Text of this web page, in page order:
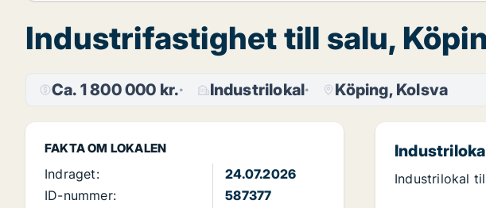
Industrifastighet till salu,
Ca. 1 800 000 kr. Industrilokal Köping, Kolsva
FAKTA OM LOKALEN
Indraget:
24.07.2026
ID-nummer:
587377
Industrilokal